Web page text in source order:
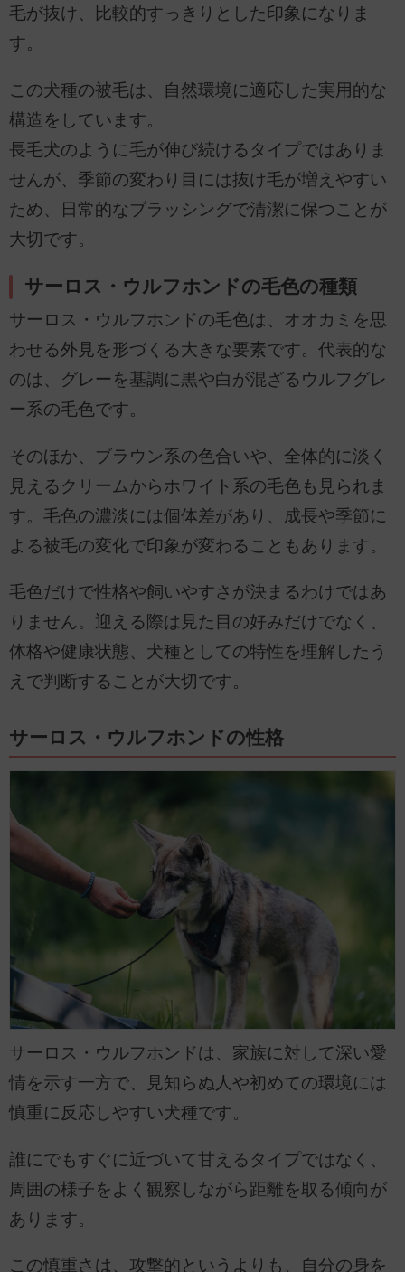
毛が抜け、比較的すっきりとした印象になりま
す。
この犬種の被毛は、自然環境に適応した実用的な
構造をしています。
長毛犬のように毛が伸び続けるタイプではありま
せんが、季節の変わり目には抜け毛が増えやすい
ため、日常的なブラッシングで清潔に保つことが
大切です。
サーロス・ウルフホンドの毛色の種類
サーロス・ウルフホンドの毛色は、オオカミを思
わせる外見を形づくる大きな要素です。代表的な
のは、グレーを基調に黒や白が混ざるウルフグレ
ー系の毛色です。
そのほか、ブラウン系の色合いや、全体的に淡く
見えるクリームからホワイト系の毛色も見られま
す。毛色の濃淡には個体差があり、成長や季節に
よる被毛の変化で印象が変わることもあります。
毛色だけで性格や飼いやすさが決まるわけではあ
りません。迎える際は見た目の好みだけでなく、
体格や健康状態、犬種としての特性を理解したう
えで判断することが大切です。
サーロス・ウルフホンドの性格
サーロス・ウルフホンドは、家族に対して深い愛
情を示す一方で、見知らぬ人や初めての環境には
慎重に反応しやすい犬種です。
誰にでもすぐに近づいて甘えるタイプではなく、
周囲の様子をよく観察しながら距離を取る傾向が
あります。
この慎重さは、攻撃的というよりも、自分の身を